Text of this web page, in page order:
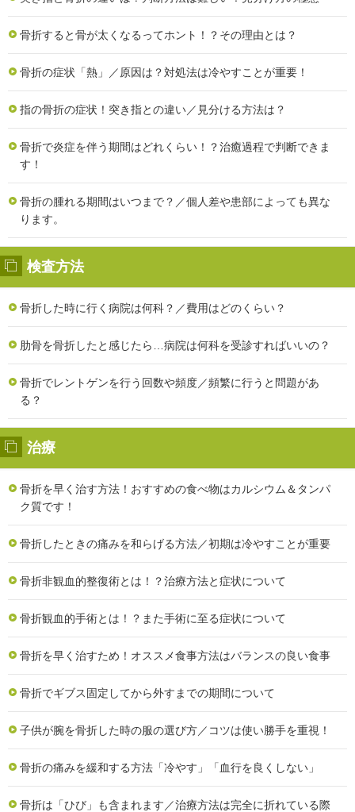
骨折すると骨が太くなるってホント！？その理由とは？
骨折の症状「熱」／原因は？対処法は冷やすことが重要！
指の骨折の症状！突き指との違い／見分ける方法は？
骨折で炎症を伴う期間はどれくらい！？治癒過程で判断できま
す！
骨折の腫れる期間はいつまで？／個人差や患部によっても異な
ります。
検査方法
骨折した時に行く病院は何科？／費用はどのくらい？
肋骨を骨折したと感じたら…病院は何科を受診すればいいの？
骨折でレントゲンを行う回数や頻度／頻繁に行うと問題があ
る？
治療
骨折を早く治す方法！おすすめの食べ物はカルシウム＆タンパ
ク質です！
骨折したときの痛みを和らげる方法／初期は冷やすことが重要
骨折非観血的整復術とは！？治療方法と症状について
骨折観血的手術とは！？また手術に至る症状について
骨折を早く治すため！オススメ食事方法はバランスの良い食事
骨折でギブス固定してから外すまでの期間について
子供が腕を骨折した時の服の選び方／コツは使い勝手を重視！
骨折の痛みを緩和する方法「冷やす」「血行を良くしない」
骨折は「ひび」も含まれます／治療方法は完全に折れている際